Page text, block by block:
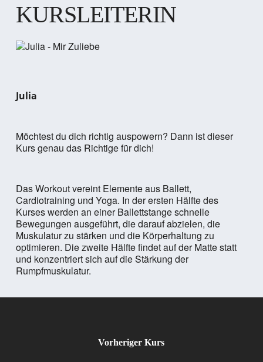
KURSLEITERIN
Julia
Möchtest du dich richtig auspowern? Dann ist dieser
Kurs genau das Richtige für dich!
Das Workout vereint Elemente aus Ballett,
Cardiotraining und Yoga. In der ersten Hälfte des
Kurses werden an einer Ballettstange schnelle
Bewegungen ausgeführt, die darauf abzielen, die
Muskulatur zu stärken und die Körperhaltung zu
optimieren. Die zweite Hälfte findet auf der Matte statt
und konzentriert sich auf die Stärkung der
Rumpfmuskulatur.
Vorheriger Kurs